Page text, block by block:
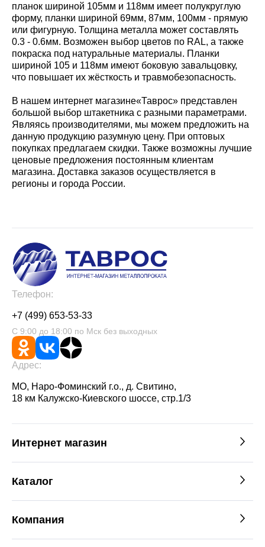
планок шириной 105мм и 118мм имеет полукруглую
форму, планки шириной 69мм, 87мм, 100мм - прямую
или фигурную. Толщина металла может составлять
0.3 - 0.6мм. Возможен выбор цветов по RAL, а также
покраска под натуральные материалы. Планки
шириной 105 и 118мм имеют боковую завальцовку,
что повышает их жёсткость и травмобезопасность.
В нашем интернет магазине«Таврос» представлен
большой выбор штакетника с разными параметрами.
Являясь производителями, мы можем предложить на
данную продукцию разумную цену. При оптовых
покупках предлагаем скидки. Также возможны лучшие
ценовые предложения постоянным клиентам
магазина. Доставка заказов осуществляется в
регионы и города России.
Телефон:
+7 (499) 653-53-33
С 9:00 до 18:00 по Мск без выходных
Адрес:
МО, Наро-Фоминский г.о., д. Свитино,
18 км Калужско-Киевского шоссе, стр.1/3
Интернет магазин
Каталог
Компания